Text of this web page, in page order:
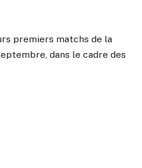
premiers matchs de la
dans le cadre des